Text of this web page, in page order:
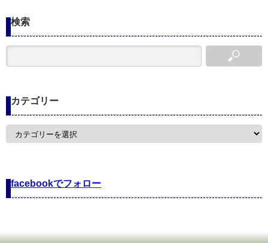
検索
カテゴリー
カ
facebookでフォロー